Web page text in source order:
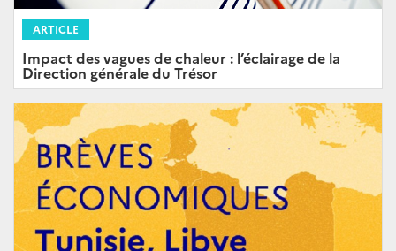
ARTICLE
Impact des vagues de chaleur : l’éclairage de la
Direction générale du Trésor